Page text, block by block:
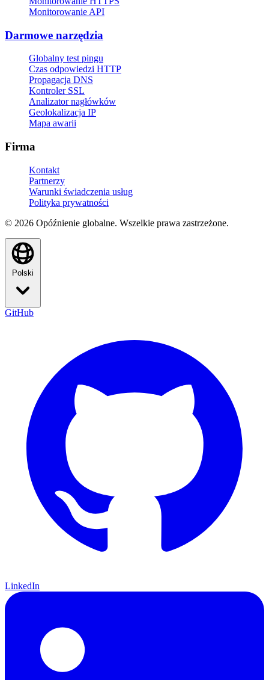
Monitorowanie API
Darmowe narzędzia
Globalny test pingu
Czas odpowiedzi HTTP
Propagacja DNS
Kontroler SSL
Analizator nagłówków
Geolokalizacja IP
Mapa awarii
Firma
Kontakt
Partnerzy
Warunki świadczenia usług
Polityka prywatności
© 2026 Opóźnienie globalne. Wszelkie prawa zastrzeżone.
Polski
GitHub
LinkedIn